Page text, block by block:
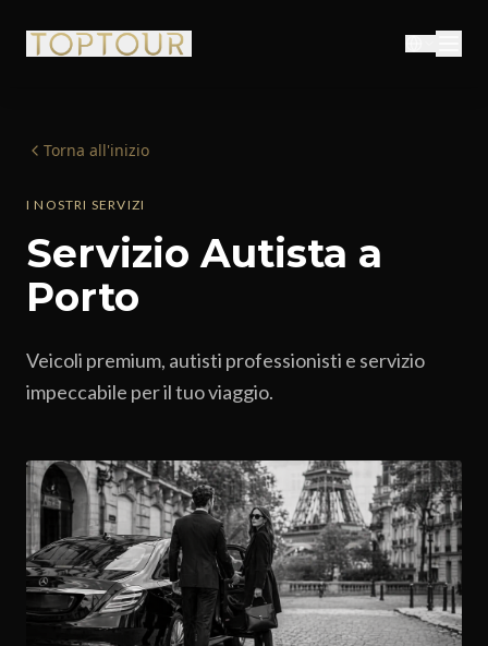
Torna all'inizio
I NOSTRI SERVIZI
Servizio Autista a
Porto
Veicoli premium, autisti professionisti e servizio
impeccabile per il tuo viaggio.